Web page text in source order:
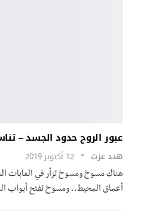
عبور الروح حدود الجسد –
هند عزت 12 أكتوبر 2019
هناك مسوخ ومسوخ تزأر في الغابات
أعماق المحيط.. ومسوخ تفتح أبواب